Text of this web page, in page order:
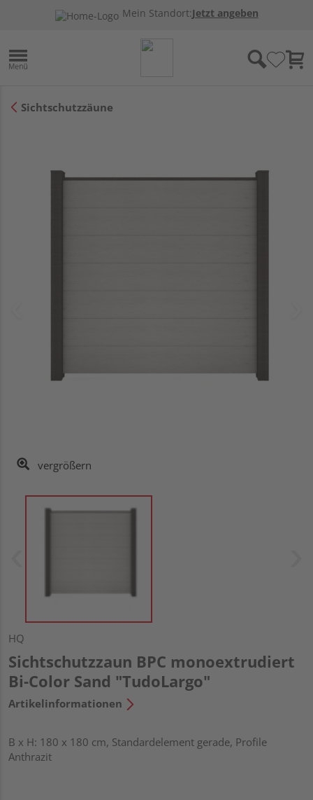
Mein Standort:Jetzt angeben
Sichtschutzzäune
vergrößern
HQ
Sichtschutzzaun BPC monoextrudiert
Bi-Color Sand "TudoLargo"
Artikelinformationen
B x H: 180 x 180 cm, Standardelement gerade, Profile
Anthrazit